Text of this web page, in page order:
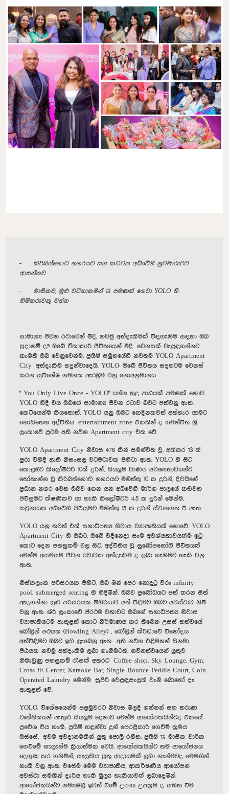
- කිරිබත්ගොඩනගරයට සහ කඩවත අධිවේගී හුවමාරුවට
ආසන්නව
-
මාසිකව, මුළු වටිනාකමින් 1% පමණක් ගෙවා YOLO හි
හිමිකරුවකු වන්න
සාමාන්‍ය ජීවන රටාවෙන් මිදී, නවමු අත්දැකීමක් විඳගැනීම සඳහා ඔබ
සූදානම් ද? ඔබේ ඒකාකාරී ජීවිතයෙන් මිදී වෙනසක් වැළඳගන්නට
කැමති ඔබ වෙනුවෙන්ම, ප්‍රයිම් සමුහයේහි නවතම YOLO Apartment
City
අත්දැකීම හදුන්වාදෙයි. YOLO: ඔබේ ජීවිතය සදහටම වෙනස්
කරන සුවිශේෂී ගමනක ඇරඹුම වනු නොඅනුමානය.
" You Only Live Once - YOLO" යන්න හුදු පාඨයක් පමණක් නොව
YOLO හිදී එය ඔබගේ සාමාන්‍ය ජීවන රටාව බවට පත්වනු ඇත.
කෙටියෙන්ම කියතොත්, YOLO යනු ඔබට කෙදිනකවත් අත්හැර යාමට
නොසිතෙන අද්විතීය entertainment zone එකකින් ද සමන්විත ශ්‍රී
ලංකාවේ ප්‍රථම අති නවීන Apartment city එක වේ.
YOLO Apartment City නිවාස 476 කින් සමන්විත වූ, අක්කර 13 ක්
පුරා විහිදී ඇති නිසංසල වටපිටාවක පිහිටා ඇත. YOLO හි සිට
කොළඹට කිලෝමීටර් 10ක් දුරින්, සියලුම වාණිජ අවශ්‍යතාවයන්ට
තෝතැන්න වූ කිරිබත්ගොඩ නගරයට මිනිත්තු 10 ක දුරින්, දිවයිනේ
ප්‍රධාන නගර වෙත ඔබව ගෙන යන අධිවේගී මාර්ග ජාලයේ කඩවත
පිවිසුමට ක්ෂණිකව යා හැකි කිලෝමීටර් 4.5 ක දුරින් මෙන්ම,
කටුනායක අධිවේගී පිවිසුමට මිනිත්තු 15 ක දුරින් ස්ථානගත වී ඇත.
YOLO යනු තවත් එක් සහාධිපත්‍ය නිවාස ව්‍යාපෘතියක් නොවේ. YOLO
Apartment City හි ඔබට, ඔබේ එදිනෙදා සෑම අවශ්යතාවයක්ම ඉටු
කොට දෙන පහසුකම් වල සිට, අද්විතීය වූ සුඛෝපභෝගී ජීවිතයක්
මෙන්ම අසමසම ජීවන රටාවක අත්දැකීම ද ලබා ගැනීමට හැකි වනු
ඇත.
නිස්කලංක පරිසරයක පිහිටි, ඔබ මින් පෙර නොදුටු විරූ infinity
pool, submerged seating හි හිදිමින්, ඔබව ප්‍රබෝධයට පත් කරන සිත්
ඇදගන්නා සුළු පරිසරයක මිහිරියාව අත් විඳීමට ඔබට අවස්ථාව හිමි
වනු ඇත. ශ්රී ලංකාවේ ප්රථම වතාවට ඔබගේ සහාධිපත්‍ය නිවාස
ව්‍යාපෘතියටම ඇතුළත් කොට නිර්මාණය කර තිබෙන උසස් තත්වයේ
බෝලින් පථයක (Bowling Alley) , බෝලින් ක්රීඩාවේ විනෝදය
අත්විඳීමට ඔබට ඉඩ ලැබෙනු ඇත. අති නවීන එළිමහන් සිනමා
පීඨයක නවමු අත්දැකීම ලබා ගැනීමටත්, නවීනත්වයෙන් යුතුව
නිමැවුණු පහසුකම් රැසක් අතරට Coffee shop, Sky Lounge, Gym,
Cross fit Center, Karaoke Bar, Single Bounce Peddle Court, Coin
Operated Laundry මෙන්ම සුපිරි වෙළඳසැලක් වැනි බොහෝ දෑ
ඇතුළත් වේ.
YOLO, විශේෂයෙන්ම පළමුවරට නිවාස මිලදී ගන්නන් සහ තරුණ
වෘත්තිකයන් ඇතුළු සියලුම දෙනාට මෙන්ම ආයෝජකයින්ටද එකසේ
ප්‍රවේශ විය හැකි, ප්‍රයිම් හඳුන්වා දුන් පෙරළිකාරී ගෙවීම් ක්‍රමය
ඔස්සේ, අවම අවදානමකින් යුතු පොලී රහිත, ප්‍රයිම් 1% මාසික වාරික
ගෙවීමේ සැලැස්ම ක්‍රියාත්මක වෙයි. ආයෝජකයින්ට තම ආයෝජනය
දෙගුණ කර ගනිමින්, සැලකිය යුතු ආදායමක් ලබා ගැන්මටද මෙමඟින්
හැකි වනු ඇත. එසේම මෙම ව්‍යාපෘතිය, ආකර්ෂණීය ආයෝජන
අවස්ථා සමඟින් දැරිය හැකි මුල්‍ය හැකියාවක් ලබාදෙමින්,
ආයෝජකයින්ට නම්‍යශීලී ඉවත් වීමේ උපාය උපක්‍රම ද සහිත වීම